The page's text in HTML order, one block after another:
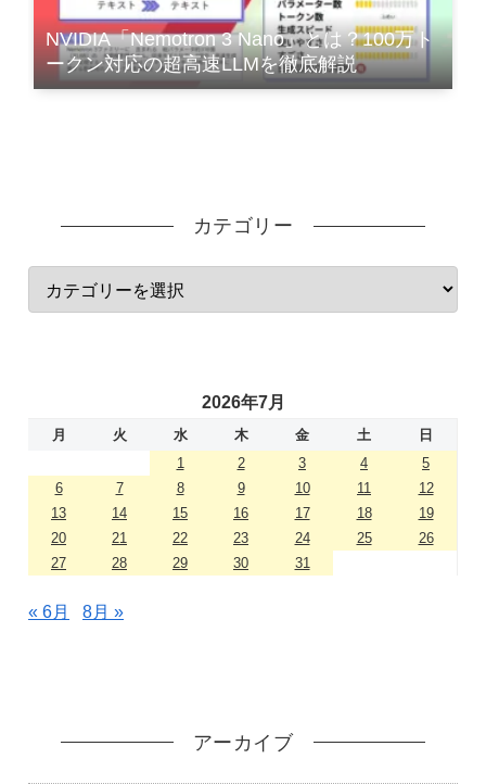
NVIDIA「Nemotron 3 Nano」とは？100万ト
ークン対応の超高速LLMを徹底解説
カテゴリー
2026年7月
月 火 水 木 金 土
日
1
2 3 4
5
6
7 8 9 10 11
12
13
14 15 16 17 18
19
20
21 22 23 24 25
26
27
28 29 30 31
« 6月 8月 »
アーカイブ